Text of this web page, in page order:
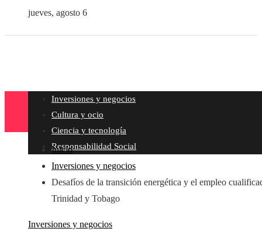
jueves, agosto 6
Inversiones y negocios
Cultura y ocio
Ciencia y tecnología
Responsabilidad Social
Inicio
Inversiones y negocios
Desafíos de la transición energética y el empleo
Trinidad y Tobago
Inversiones y negocios